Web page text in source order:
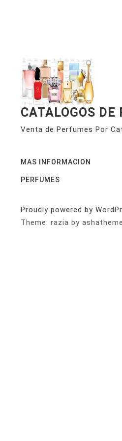
CATALOGOS DE
Venta de Perfumes Por
MAS INFORMACION
PERFUMES
Proudly powered by
Theme: razia by